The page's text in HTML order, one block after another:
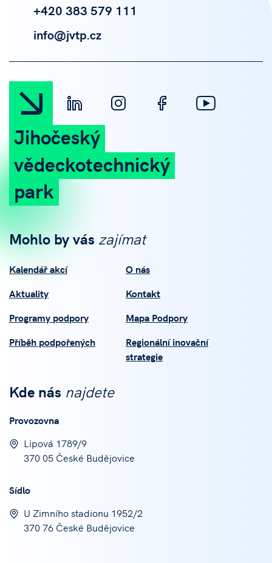
+420 383 579 111
info@jvtp.cz
Jihočeský
vědeckotechnický
park
Mohlo by vás zajímat
Kalendář akcí
Aktuality
Programy podpory
Příběh podpořených
O nás
Kontakt
Mapa Podpory
Regionální inovační
strategie
Kde nás najdete
Provozovna
Lipová 1789/9
370 05 České Budějovice
Sídlo
U Zimního stadionu 1952/2
370 76 České Budějovice